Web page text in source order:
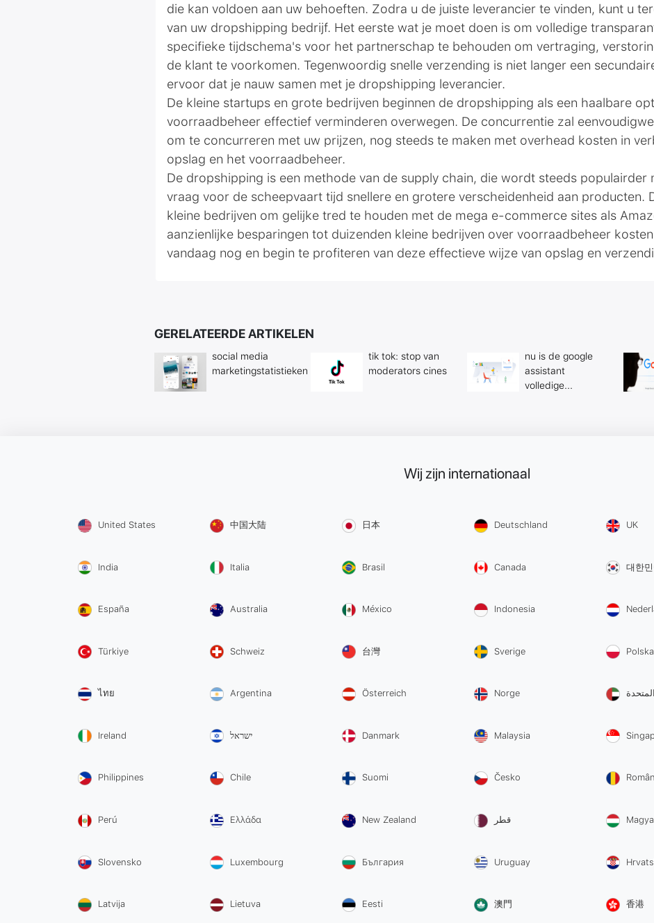
die kan voldoen aan uw behoeften. Zodra u de juiste leverancier te vinden, kunt u
van uw dropshipping bedrijf. Het eerste wat je moet doen is om volledige
specifieke tijdschema's voor het partnerschap te behouden om vertraging,
de klant te voorkomen. Tegenwoordig snelle verzending is niet langer een
ervoor dat je nauw samen met je dropshipping leverancier.
De kleine startups en grote bedrijven beginnen de dropshipping als een haalbare
voorraadbeheer effectief verminderen overwegen. De concurrentie zal
om te concurreren met uw prijzen, nog steeds te maken met overhead kosten in
opslag en het voorraadbeheer.
De dropshipping is een methode van de supply chain, die wordt steeds populairder
vraag voor de scheepvaart tijd snellere en grotere verscheidenheid aan producten.
kleine bedrijven om gelijke tred te houden met de mega e-commerce sites als
aanzienlijke besparingen tot duizenden kleine bedrijven over voorraadbeheer
vandaag nog en begin te profiteren van deze effectieve wijze van opslag en
GERELATEERDE ARTIKELEN
social media
marketingstatistieken
tik tok: stop van
moderators cines
nu is de google
assistant
volledige...
Wij zijn internationaal
United States 中国大陆 日本 Deutschland UK
India Italia Brasil Canada 대한
España Australia México Indonesia
Türkiye Schweiz 台灣 Sverige Polska
ไทย Argentina Österreich Norge
Ireland ישראל Danmark Malaysia
Philippines Chile Suomi Česko
Perú Ελλάδα New Zealand قطر
Slovensko Luxembourg България Uruguay
Latvija Lietuva Eesti 澳門 香港